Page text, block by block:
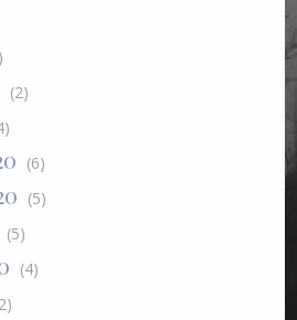
(2)
(6)
(5)
(5)
(4)